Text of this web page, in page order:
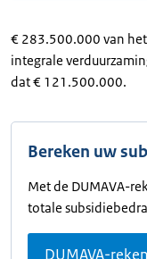
€ 283.500.000 van
integrale
dat € 121.500.000.
Bereken uw
Met de DUMAVA-
totale
DUMAVA-